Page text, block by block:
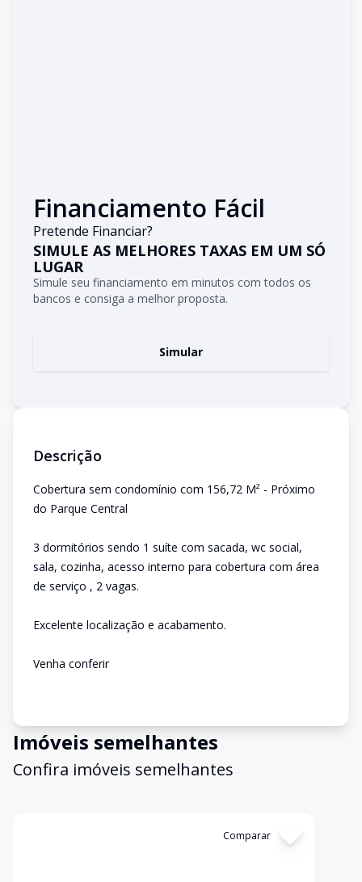
Financiamento Fácil
Pretende Financiar?
SIMULE AS MELHORES TAXAS EM UM SÓ
LUGAR
Simule seu financiamento em minutos com todos os
bancos e consiga a melhor proposta.
Simular
Descrição
Cobertura sem condomínio com 156,72 M² - Próximo
do Parque Central
3 dormitórios sendo 1 suíte com sacada, wc social,
sala, cozinha, acesso interno para cobertura com área
de serviço , 2 vagas.
Excelente localização e acabamento.
Venha conferir
Imóveis semelhantes
Confira imóveis semelhantes
Comparar